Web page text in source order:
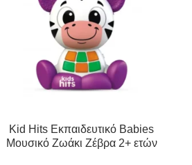
Kid Hits Εκπαιδευτικό Babies
Μουσικό Ζωάκι Ζέβρα 2+ ετών